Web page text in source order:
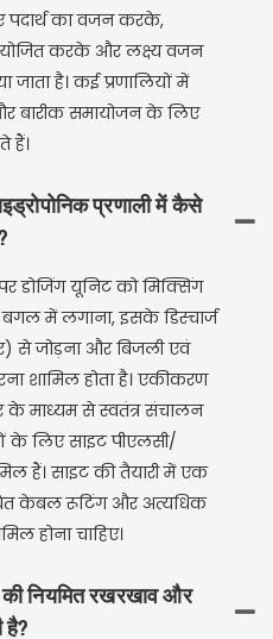
का वजन करके,
करके और लक्ष्य वजन
जाता है। कई प्रणालियों में
बारीक समायोजन के लिए
हैं।
प्रणाली में कैसे
डोजिंग यूनिट को मिक्सिंग
में लगाना, इसके डिस्चार्ज
से जोड़ना और बिजली एवं
शामिल होता है। एकीकरण
के माध्यम से स्वतंत्र संचालन
के लिए साइट पीएलसी/
हैं। साइट की तैयारी में एक
केबल रूटिंग और अत्यधिक
होना चाहिए।
नियमित रखरखाव और
है?